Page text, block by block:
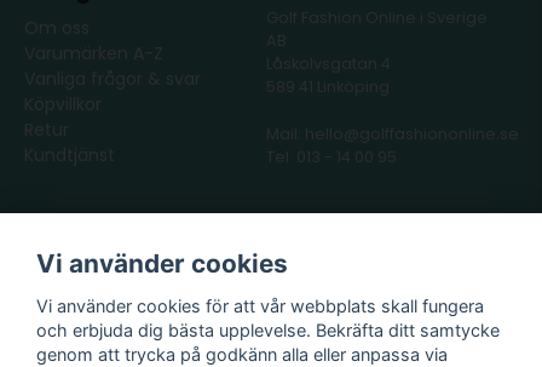
Om oss
Varumärken A-Z
Vanliga frågor & svar
Köpvillkor
Retur
Kundtjänst
Golf Fashion Online i Sverige
AB
Låskolvsgatan 4
589 41 Linköping
Mail: hello@golffashiononline.se
Tel: 013 - 14 00 95
Facebook
Instagram
Vi använder cookies
Vi använder cookies för att vår webbplats skall fungera
och erbjuda dig bästa upplevelse. Bekräfta ditt samtycke
genom att trycka på godkänn alla eller anpassa via